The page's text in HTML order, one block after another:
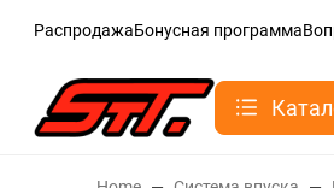
РаспродажаБонусная программа